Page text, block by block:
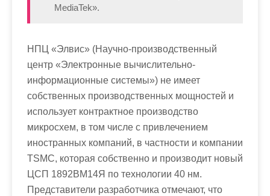
MediaTek».
НПЦ «Элвис» (Научно-производственный
центр «Электронные вычислительно-
информационные системы») не имеет
собственных производственных мощностей и
использует контрактное производство
микросхем, в том числе с привлечением
иностранных компаний, в частности и компании
TSMC, которая собственно и производит новый
ЦСП 1892ВМ14Я по технологии 40 нм.
Представители разработчика отмечают, что